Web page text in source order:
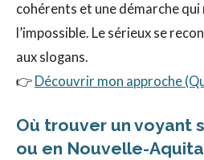
cohérents et une démarche qui
l’impossible. Le sérieux se
aux slogans.
👉 Découvrir mon approche
Où trouver un voyant
ou en Nouvelle-